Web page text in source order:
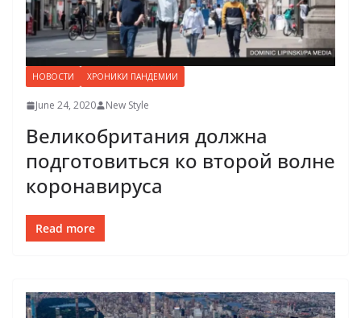
НОВОСТИ ХРОНИКИ ПАНДЕМИИ
June 24, 2020 New Style
Великобритания должна
подготовиться ко второй волне
коронавируса
Read more